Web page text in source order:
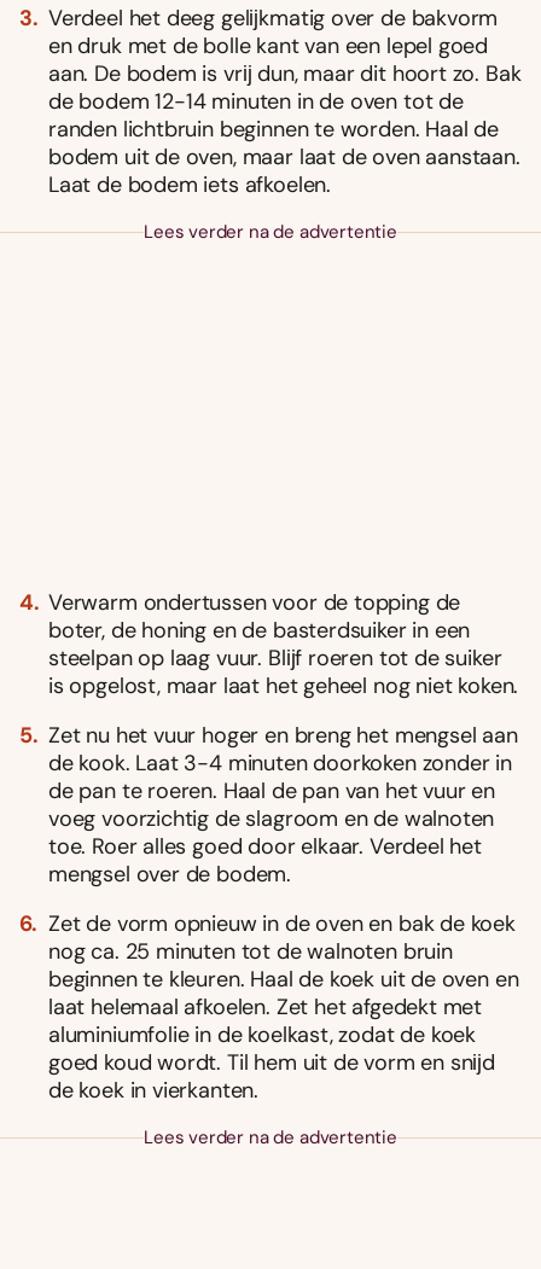
Verdeel het deeg gelĳkmatig over de bakvorm
en druk met de bolle kant van een lepel goed
aan. De bodem is vrĳ dun, maar dit hoort zo. Bak
de bodem 12-14 minuten in de oven tot de
randen lichtbruin beginnen te worden. Haal de
bodem uit de oven, maar laat de oven aanstaan.
Laat de bodem iets afkoelen.
Lees verder na de advertentie
Verwarm ondertussen voor de topping de
boter, de honing en de basterdsuiker in een
steelpan op laag vuur. Blĳf roeren tot de suiker
is opgelost, maar laat het geheel nog niet koken.
Zet nu het vuur hoger en breng het mengsel aan
de kook. Laat 3-4 minuten doorkoken zonder in
de pan te roeren. Haal de pan van het vuur en
voeg voorzichtig de slagroom en de walnoten
toe. Roer alles goed door elkaar. Verdeel het
mengsel over de bodem.
Zet de vorm opnieuw in de oven en bak de koek
nog ca. 25 minuten tot de walnoten bruin
beginnen te kleuren. Haal de koek uit de oven en
laat helemaal afkoelen. Zet het afgedekt met
aluminiumfolie in de koelkast, zodat de koek
goed koud wordt. Til hem uit de vorm en snĳd
de koek in vierkanten.
Lees verder na de advertentie